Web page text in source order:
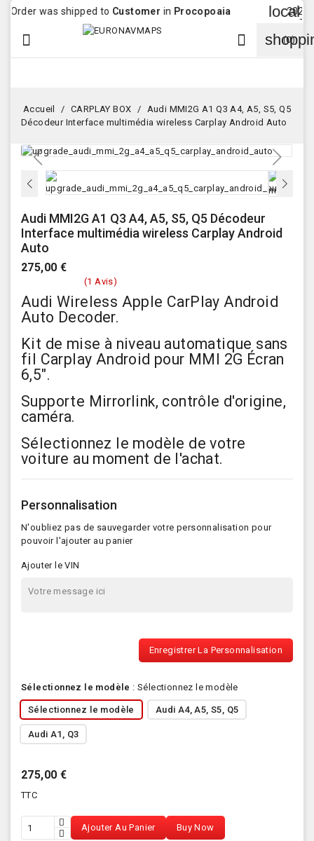
was shipped toCustomerinProcopoaia 2026-08-
 (0)

Accueil CARPLAY BOX
Audi MMI2G A1 Q3 A4, A5, S5, Q5
Décodeur Interface multimédia wireless Carplay Android Auto
Audi MMI2G A1 Q3 A4, A5, S5, Q5 Décodeur
Interface multimédia wireless Carplay Android
Auto
275,00 €
(1 Avis)
Audi Wireless Apple CarPlay Android
Auto Decoder.
Kit de mise à niveau automatique sans
fil Carplay Android pour MMI 2G Écran
6,5".
Supporte Mirrorlink, contrôle d'origine,
caméra.
Sélectionnez le modèle de votre
voiture au moment de l'achat.
Personnalisation
N'oubliez pas de sauvegarder votre personnalisation pour
pouvoir l'ajouter au panier
Ajouter le VIN
Enregistrer La Personnalisation
Sélectionnez le modèle :Sélectionnez le modèle
Sélectionnez le modèle Audi A4, A5, S5, Q5
Audi A1, Q3
275,00 €
TTC
Ajouter Au Panier Buy Now